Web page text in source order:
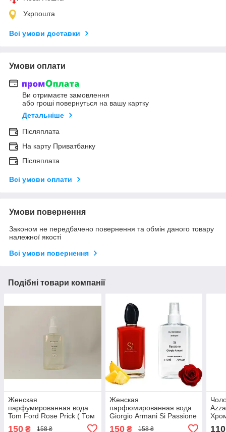
Укрпошта
Всі умови доставки
Умови оплати
Ви отримаєте замовлення
або гроші повернуться на вашу картку
Детальніше
Післяплата
На карту Приватбанку
Післяплата
Всі умови оплати
Умови повернення
Законом не передбачено повернення та обмін даного товару
належної якості
Всі умови повернення
Подібні товари компанії
Женская
парфумированная вода
Tom Ford Rose Prick ( Том
150 ₴ 158 ₴
Женская
парфюмированная вода
Giorgio Аrmani Si Passione
150₴ 158 ₴ 110